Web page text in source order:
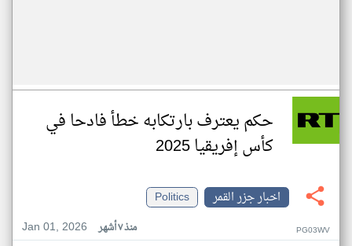
حكم يعترف بارتكابه خطأ فادحا في
كأس إفريقيا 2025
اخبار جزر القمر
Politics
Jan 01, 2026
منذ ٧ أشهر PG03WV